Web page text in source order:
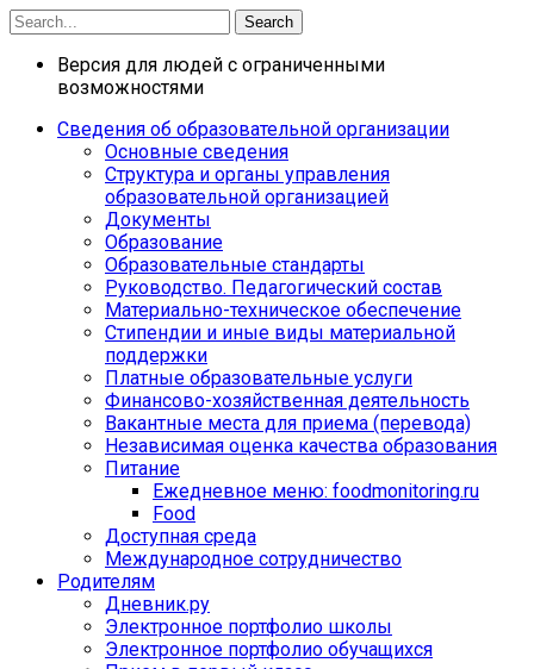
Search
Версия для людей с ограниченными
возможностями
Сведения об образовательной организации
Основные сведения
Структура и органы управления
образовательной организацией
Документы
Образование
Образовательные стандарты
Руководство. Педагогический состав
Материально-техническое обеспечение
Стипендии и иные виды материальной
поддержки
Платные образовательные услуги
Финансово-хозяйственная деятельность
Вакантные места для приема (перевода)
Независимая оценка качества образования
Питание
Ежедневное меню: foodmonitoring.ru
Food
Доступная среда
Международное сотрудничество
Родителям
Дневник.ру
Электронное портфолио школы
Электронное портфолио обучащихся